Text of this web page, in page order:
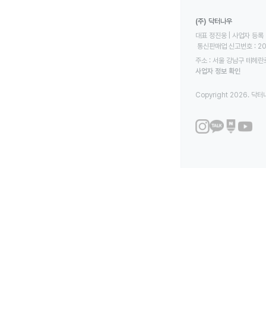
(주) 닥터나우
대표 정진웅 | 사업자
통신판매업 신고번호
주소 : 서울 강남구 테헤
사업자 정보 확인
Copyright 2026. 닥터